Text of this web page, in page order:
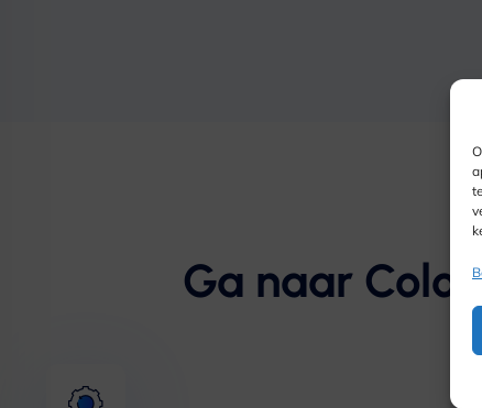
Ga naar